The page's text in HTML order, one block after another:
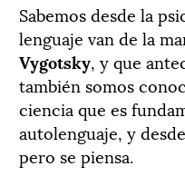
Sabemos desde la
lenguaje van de la
Vygotsky, y que
también somos
ciencia que es
autolenguaje, y
pero se piensa.